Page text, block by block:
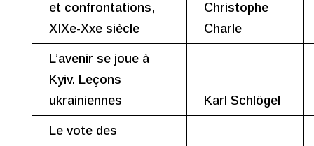
et confrontations,
XIXe-Xxe siècle
Christophe
Charle
L’avenir se joue à
Kyiv. Leçons
ukrainiennes
Karl Schlögel
Le vote des